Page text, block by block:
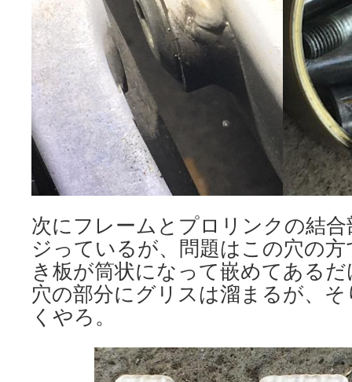
次にフレームとプロリンクの結
ジっているが、問題はこの穴の
き板が筒状になって嵌めてある
穴の部分にグリスは溜まるが、
くやろ。